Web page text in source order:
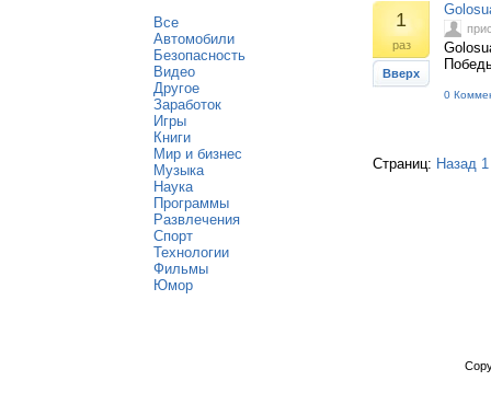
Все
Автомобили
Безопасность
Видео
Другое
Заработок
Игры
Книги
Мир и бизнес
Музыка
Наука
Программы
Развлечения
Спорт
Технологии
Фильмы
Юмор
1
раз
Вверх
0
Страниц: Назад 1